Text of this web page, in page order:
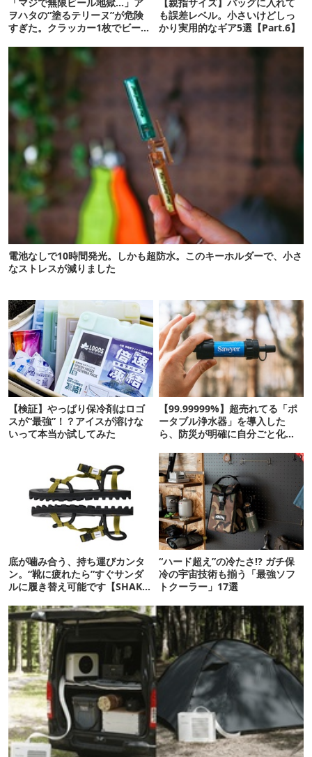
ヲハタの“塗るテリーヌ”が危険
すぎた。クラッカー1枚でビール
も誤差レベル。小さいけどしっ
かり実用的なギア5選【Part.6】
電池なしで10時間発光。しかも超防水。このキーホルダーで、小さ
なストレスが減りました
【検証】やっぱり保冷剤はロゴ
スが“最強”！？アイスが溶けな
いって本当か試してみた
【99.99999%】超売れてる「ポ
ータブル浄水器」を導入した
ら、防災が明確に自分ごと化し
底が噛み合う、持ち運びカンタ
ン。“靴に疲れたら”すぐサンダ
ルに履き替え可能です【SHAKA
“ハード超え”の冷たさ!? ガチ保
冷の宇宙技術も揃う「最強ソフ
トクーラー」17選